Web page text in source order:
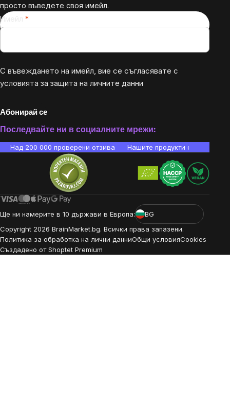
просто въведете своя имейл.
Имейл
С въвеждането на имейл, вие се съгласявате с
условията за защита на личните данни
Абонирай се
Последвайте ни в социалните мрежи:
Над 200 000 проверени отзива Нашите продукти са
Ще ни намерите в 10 държави в Европа:
BG
Copyright 2026 BrainMarket.bg. Всички права запазени.
Политика за обработка на лични данниОбщи условияCookies
Създадено от Shoptet Premium